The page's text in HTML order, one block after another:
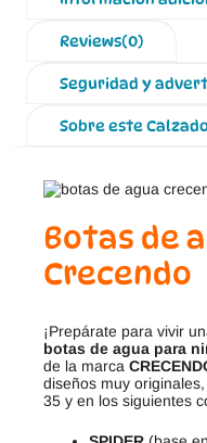
Reviews(0)
Seguridad y
Sobre este
Botas de
Crecendo
¡Prepárate para vivir
botas de agua para
de la marca
diseños muy
35 y en los siguientes